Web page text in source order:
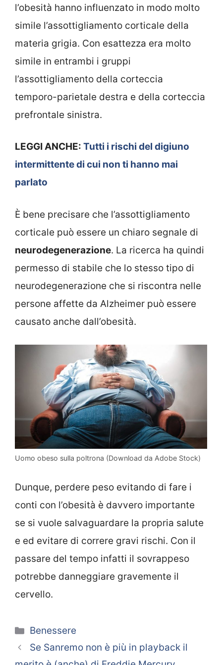
l’obesità hanno influenzato in modo molto
simile l’assottigliamento corticale della
materia grigia. Con esattezza era molto
simile in entrambi i gruppi
l’assottigliamento della corteccia
temporo-parietale destra e della corteccia
prefrontale sinistra.
LEGGI ANCHE: Tutti i rischi del digiuno
intermittente di cui non ti hanno mai
parlato
È bene precisare che l’assottigliamento
corticale può essere un chiaro segnale di
neurodegenerazione. La ricerca ha quindi
permesso di stabile che lo stesso tipo di
neurodegenerazione che si riscontra nelle
persone affette da Alzheimer può essere
causato anche dall’obesità.
Uomo obeso sulla poltrona (Download da Adobe Stock)
Dunque, perdere peso evitando di fare i
conti con l’obesità è davvero importante
se si vuole salvaguardare la propria salute
e ed evitare di correre gravi rischi. Con il
passare del tempo infatti il sovrappeso
potrebbe danneggiare gravemente il
cervello.
Categorie
Benessere
Se Sanremo non è più in playback il